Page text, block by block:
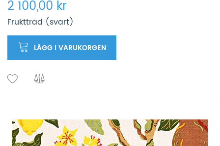
2 100,00 kr
Fruktträd (svart)
LÄGG I VARUKORGEN